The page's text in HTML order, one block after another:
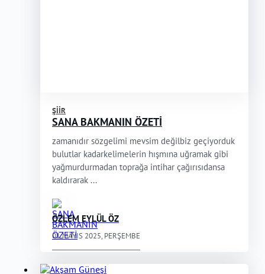
ŞIIR
SANA BAKMANIN ÖZETİ
zamanıdır sözgelimi mevsim değilbiz geçiyorduk
bulutlar kadarkelimelerin hışmına uğramak gibi
yağmurdurmadan toprağa intihar çağırısıdansa
kaldırarak ...
ÖZLEM EYLÜL ÖZ
01 MAYIS 2025, PERŞEMBE